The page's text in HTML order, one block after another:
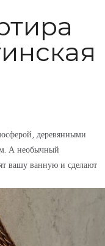
деревянными
А необычный
вашу ванную и сделают